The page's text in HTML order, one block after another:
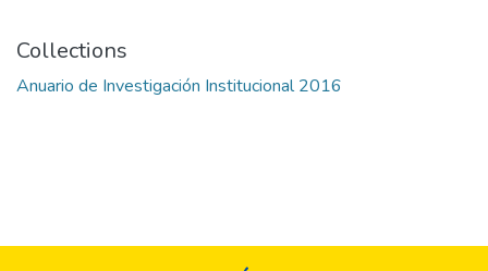
Collections
Anuario de Investigación Institucional 2016